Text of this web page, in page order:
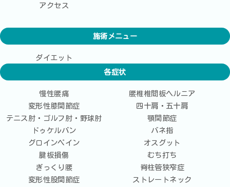
アクセス
施術メニュー
ダイエット
各症状
慢性腰痛
腰椎椎間板ヘルニア
変形性膝関節症
四十肩・五十肩
テニス肘・ゴルフ肘・野球肘
顎関節症
ドゥケルバン
バネ指
グロインペイン
オスグット
腱板損傷
むち打ち
ぎっくり腰
脊柱管狭窄症
変形性股関節症
ストレートネック